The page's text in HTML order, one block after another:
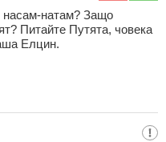
насам-натам? Защо
Питайте Путята, човека
Елцин.